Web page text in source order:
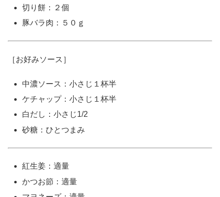
切り餅：２個
豚バラ肉：５０ｇ
［お好みソース］
中濃ソース：小さじ１杯半
ケチャップ：小さじ１杯半
白だし：小さじ1/2
砂糖：ひとつまみ
紅生姜：適量
かつお節：適量